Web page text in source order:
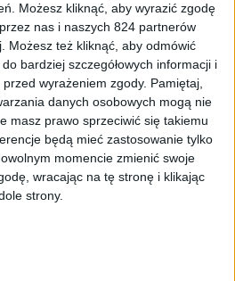
Możesz kliknąć, aby wyrazić zgodę
nas i naszych 824 partnerów
Możesz też kliknąć, aby odmówić
bardziej szczegółowych informacji i
wyrażeniem zgody. Pamiętaj,
danych osobowych mogą nie
masz prawo sprzeciwić się takiemu
będą mieć zastosowanie tylko
momencie zmienić swoje
wracając na tę stronę i klikając
strony.
II – nowa
(N7100XXDMC3)